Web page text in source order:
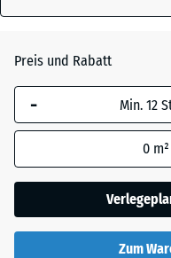
- 0,50 €
Die gewählte, blau
umrandete
Abmessung wird
Produktdaten nicht
anders angegeben)
für die
Bedarfsberechnung
Preis und Rabatt
-
0 m²
Zum